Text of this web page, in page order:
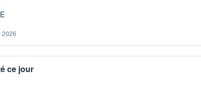
2026
ce jour